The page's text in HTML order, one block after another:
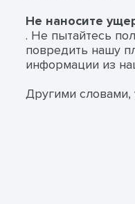
Не наносите
. Не пытайтесь
повредить нашу
информации из
Другими словами,